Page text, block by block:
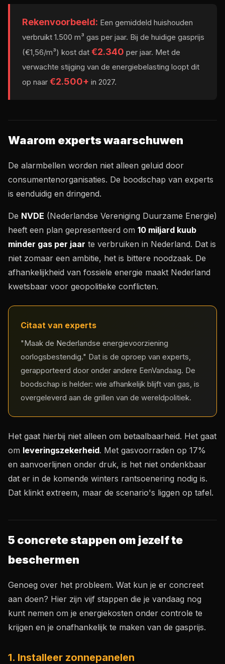
Rekenvoorbeeld: Een gemiddeld huishouden
verbruikt 1.500 m³ gas per jaar. Bij de huidige gasprijs
(€1,56/m³) kost dat €2.340 per jaar. Met de
verwachte stijging van de energiebelasting loopt dit
op naar €2.500+ in 2027.
Waarom experts waarschuwen
De alarmbellen worden niet alleen geluid door
consumentenorganisaties. De boodschap van experts
is eenduidig en dringend.
De NVDE (Nederlandse Vereniging Duurzame Energie)
heeft een plan gepresenteerd om 10 miljard kuub
minder gas per jaar te verbruiken in Nederland. Dat is
niet zomaar een ambitie, het is bittere noodzaak. De
afhankelijkheid van fossiele energie maakt Nederland
kwetsbaar voor geopolitieke conflicten.
Citaat van experts
"Maak de Nederlandse energievoorziening
oorlogsbestendig." Dat is de oproep van experts,
gerapporteerd door onder andere EenVandaag. De
boodschap is helder: wie afhankelijk blijft van gas, is
overgeleverd aan de grillen van de wereldpolitiek.
Het gaat hierbij niet alleen om betaalbaarheid. Het gaat
om leveringszekerheid. Met gasvoorraden op 17%
en aanvoerlijnen onder druk, is het niet ondenkbaar
dat er in de komende winters rantsoenering nodig is.
Dat klinkt extreem, maar de scenario's liggen op tafel.
5 concrete stappen om jezelf te
beschermen
Genoeg over het probleem. Wat kun je er concreet
aan doen? Hier zijn vijf stappen die je vandaag nog
kunt nemen om je energiekosten onder controle te
krijgen en je onafhankelijk te maken van de gasprijs.
1. Installeer zonnepanelen